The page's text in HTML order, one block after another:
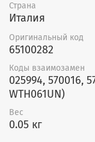
Страна
Италия
Оригинальный код
65100282
Коды взаимозамен
025994, 570016,
WTH061UN)
Вес
0.05 кг